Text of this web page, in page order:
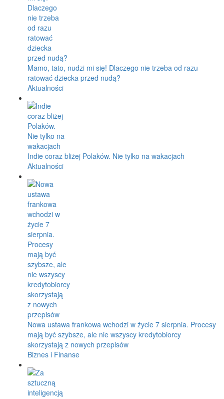
Mamo, tato, nudzi mi się! Dlaczego nie trzeba od razu
ratować dziecka przed nudą?
Aktualności
Indie coraz bliżej Polaków. Nie tylko na wakacjach
Aktualności
Nowa ustawa frankowa wchodzi w życie 7 sierpnia. Procesy
mają być szybsze, ale nie wszyscy kredytobiorcy
skorzystają z nowych przepisów
Biznes i Finanse